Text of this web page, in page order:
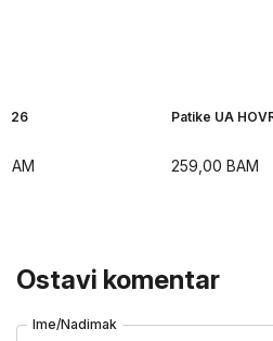
26
BAM
Patike UA
259,00 BAM
Ostavi komentar
Ime/Nadimak